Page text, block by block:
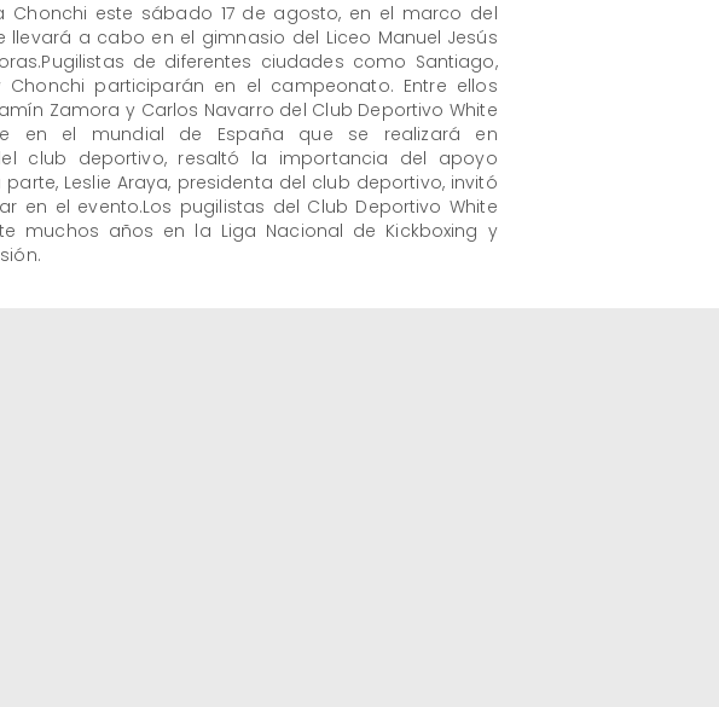
Chonchi este sábado 17 de agosto, en el marco del
a cabo en el gimnasio del Liceo Manuel Jesús
de diferentes ciudades como Santiago,
Chonchi participarán en el campeonato. Entre ellos
Zamora y Carlos Navarro del Club Deportivo White
en el mundial de España que se realizará en
club deportivo, resaltó la importancia del apoyo
Leslie Araya, presidenta del club deportivo, invitó
en el evento.Los pugilistas del Club Deportivo White
muchos años en la Liga Nacional de Kickboxing y